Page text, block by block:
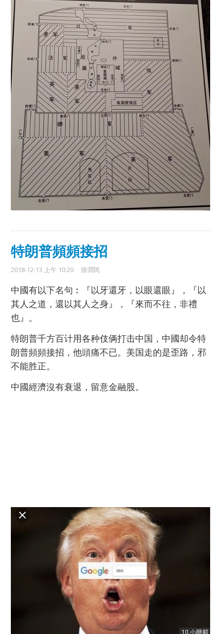
特朗普頻頻接招
2018-12-13 上午 10:20 徐潤民
中國有以下名句︰『以牙還牙，以眼還眼』，『以
其人之道，還以其人之身』，『來而不往，非禮
也』。
特朗普千方百计用各种伎俩打击中国，中國却令特
朗普頻頻接招，他頭痛不已。美国走的是歪路，邪
不能胜正。
中國經濟沒有衰退，留意金融股。